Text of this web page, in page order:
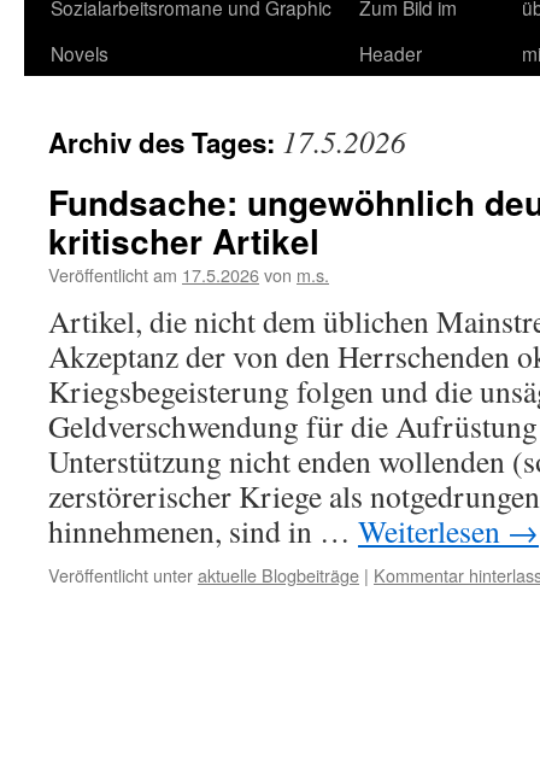
Sozialarbeitsromane und Graphic
Novels
Zum Bild im
Header
Archiv des Tages: 17.5.2026
Fundsache: ungewöhnlich
kritischer Artikel
Veröffentlicht am 17.5.2026von m.s.
Artikel, die nicht dem üblichen
Akzeptanz der von den Herrschenden
Kriegsbegeisterung folgen und die
Geldverschwendung für die
Unterstützung nicht enden wollenden
zerstörerischer Kriege als
hinnehmenen, sind in … Weiterlesen →
Veröffentlicht unteraktuelle Blogbeiträge | Kommentar